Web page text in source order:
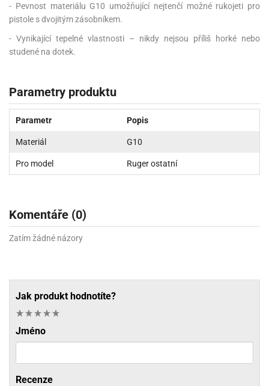
- Pevnost materiálu G10 umožňující nejtenčí možné rukojeti pro
pistole s dvojitým zásobníkem.
- Vynikající tepelné vlastnosti – nikdy nejsou příliš horké nebo
studené na dotek.
Parametry produktu
Parametr Popis
Materiál G10
Pro model Ruger ostatní
Komentáře (0)
Zatím žádné názory
Jak produkt hodnotíte?
Jméno
Recenze